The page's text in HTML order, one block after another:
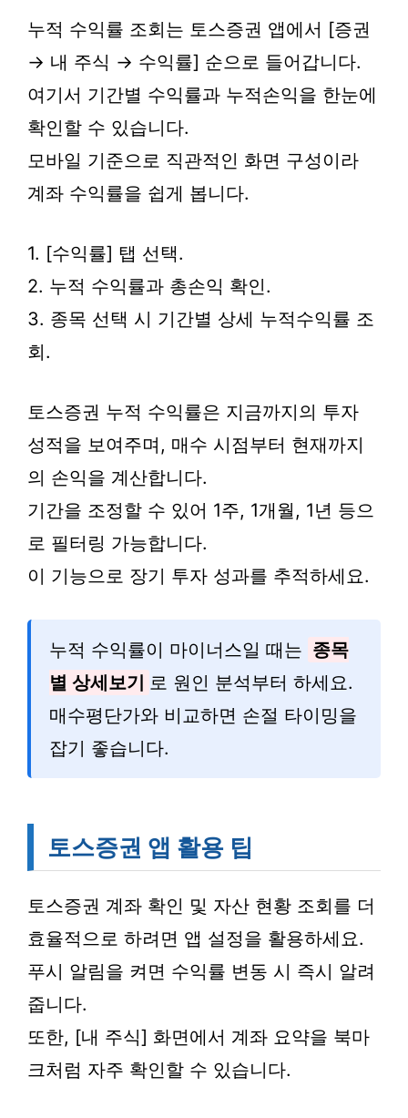
누적 수익률 조회는 토스증권 앱에서 [증권
→ 내 주식 → 수익률] 순으로 들어갑니다.
여기서 기간별 수익률과 누적손익을 한눈에
확인할 수 있습니다.
모바일 기준으로 직관적인 화면 구성이라
계좌 수익률을 쉽게 봅니다.
1. [수익률] 탭 선택.
2. 누적 수익률과 총손익 확인.
3. 종목 선택 시 기간별 상세 누적수익률 조
회.
토스증권 누적 수익률은 지금까지의 투자
성적을 보여주며, 매수 시점부터 현재까지
의 손익을 계산합니다.
기간을 조정할 수 있어 1주, 1개월, 1년 등으
로 필터링 가능합니다.
이 기능으로 장기 투자 성과를 추적하세요.
누적 수익률이 마이너스일 때는 종목
별 상세보기 로 원인 분석부터 하세요.
매수평단가와 비교하면 손절 타이밍을
잡기 좋습니다.
토스증권 앱 활용 팁
토스증권 계좌 확인 및 자산 현황 조회를 더
효율적으로 하려면 앱 설정을 활용하세요.
푸시 알림을 켜면 수익률 변동 시 즉시 알려
줍니다.
또한, [내 주식] 화면에서 계좌 요약을 북마
크처럼 자주 확인할 수 있습니다.